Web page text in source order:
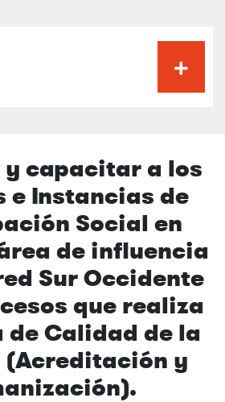
y capacitar a los
e Instancias de
Social en
de influencia
Sur Occidente
que realiza
Calidad de la
y